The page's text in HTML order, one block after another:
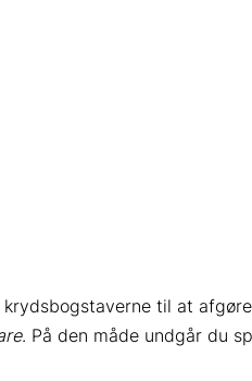
krydsbogstaverne til at
. På den måde undgår du